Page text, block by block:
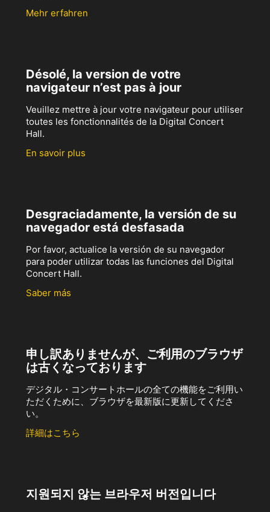
Mehr erfahren
Désolé, la version de votre
navigateur n’est pas à jour
Veuillez mettre à jour votre navigateur pour utiliser
toutes les fonctionnalités de la Digital Concert
Hall.
En savoir plus
Desgraciadamente, la versión de su
navegador está desfasada
Por favor, actualice la versión de su navegador
para poder utilizar todas las funciones del Digital
Concert Hall.
Saber más
申し訳ありませんが、ご利用のブラウザ
は古くなっております
デジタル・コンサートホールの全ての機能をご利用い
ただくために、ブラウザを最新版に更新してくださ
い。
詳細はこちら
지원되지 않는 브라우저 버전입니다